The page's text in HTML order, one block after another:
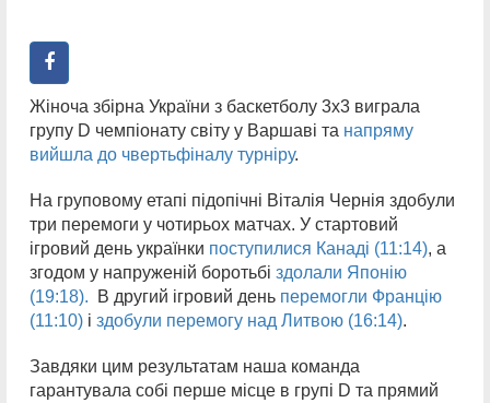
Жіноча збірна України з баскетболу 3х3 виграла
групу D чемпіонату світу у Варшаві та напряму
вийшла до чвертьфіналу турніру.
На груповому етапі підопічні Віталія Чернія здобули
три перемоги у чотирьох матчах. У стартовий
ігровий день українки поступилися Канаді (11:14), а
згодом у напруженій боротьбі здолали Японію
(19:18). В другий ігровий день перемогли Францію
(11:10) і здобули перемогу над Литвою (16:14).
Завдяки цим результатам наша команда
гарантувала собі перше місце в групі D та прямий